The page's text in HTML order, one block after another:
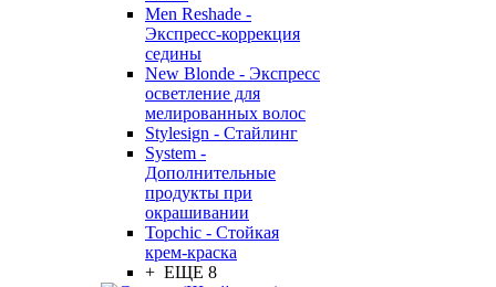
Men Reshade -
Экспресс-коррекция
седины
New Blonde - Экспресс
осветление для
мелированных волос
Stylesign - Стайлинг
System -
Дополнительные
продукты при
окрашивании
Topchic - Стойкая
крем-краска
+ ЕЩЕ 8